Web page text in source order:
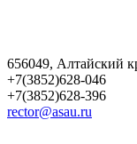
656049, Алтайский
+7(3852)628-046
+7(3852)628-396
rector@asau.ru